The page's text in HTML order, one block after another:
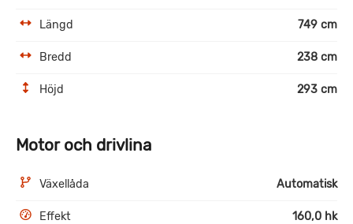
Längd 749 cm
Bredd 238 cm
Höjd 293 cm
Motor och drivlina
Växellåda Automatisk
Effekt 160,0 hk